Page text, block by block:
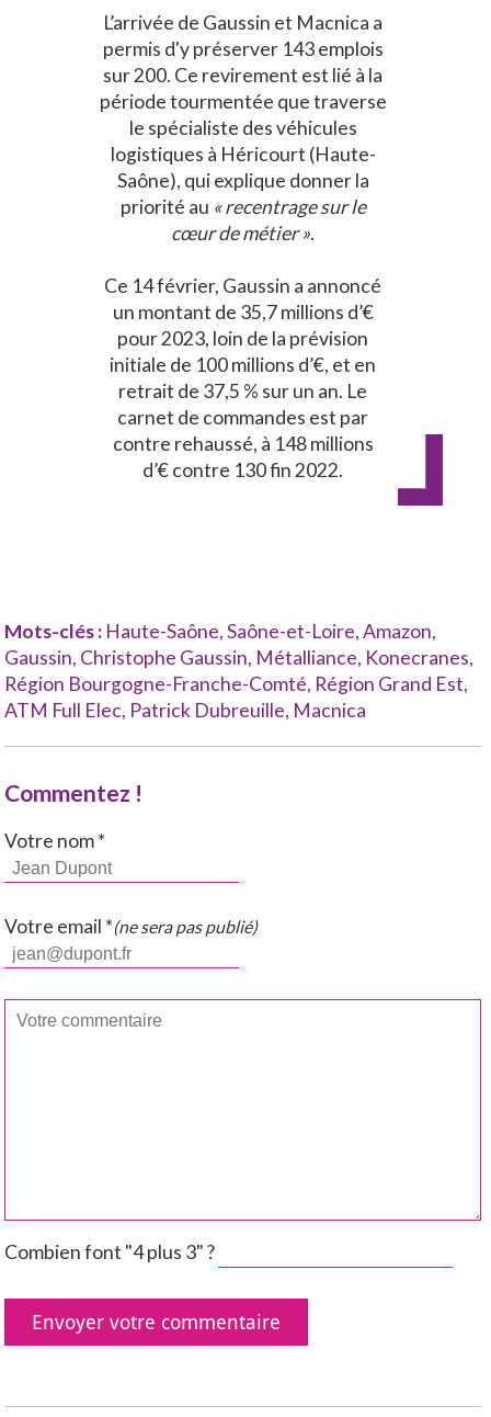
L’arrivée de Gaussin et Macnica a
permis d'y préserver 143 emplois
sur 200. Ce revirement est lié à la
période tourmentée que traverse
le spécialiste des véhicules
logistiques à Héricourt (Haute-
Saône), qui explique donner la
priorité au « recentrage sur le
cœur de métier ».
Ce 14 février, Gaussin a annoncé
un montant de 35,7 millions d’€
pour 2023, loin de la prévision
initiale de 100 millions d’€, et en
retrait de 37,5 % sur un an. Le
carnet de commandes est par
contre rehaussé, à 148 millions
d’€ contre 130 fin 2022.
Mots-clés : Haute-Saône,Saône-et-Loire,Amazon,
Gaussin, Christophe Gaussin, Métalliance, Konecranes,
Région Bourgogne-Franche-Comté, Région Grand Est,
ATM Full Elec, Patrick Dubreuille, Macnica
Commentez !
Votre nom *
Votre email *(ne sera pas publié)
Combien font "4 plus 3" ?